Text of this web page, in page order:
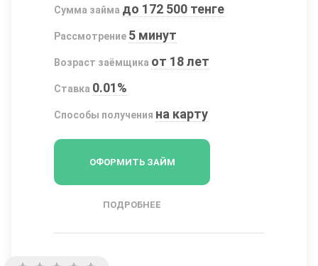
Сумма займа до 172 500 тенге
Рассмотрение 5 минут
Возраст заёмщика от 18 лет
Ставка 0.01%
Способы получения на карту
ОФОРМИТЬ ЗАЙМ
ПОДРОБНЕЕ